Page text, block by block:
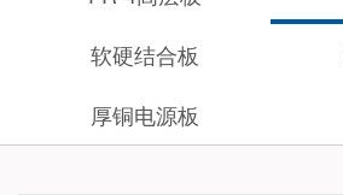
软硬结合板
厚铜电源板